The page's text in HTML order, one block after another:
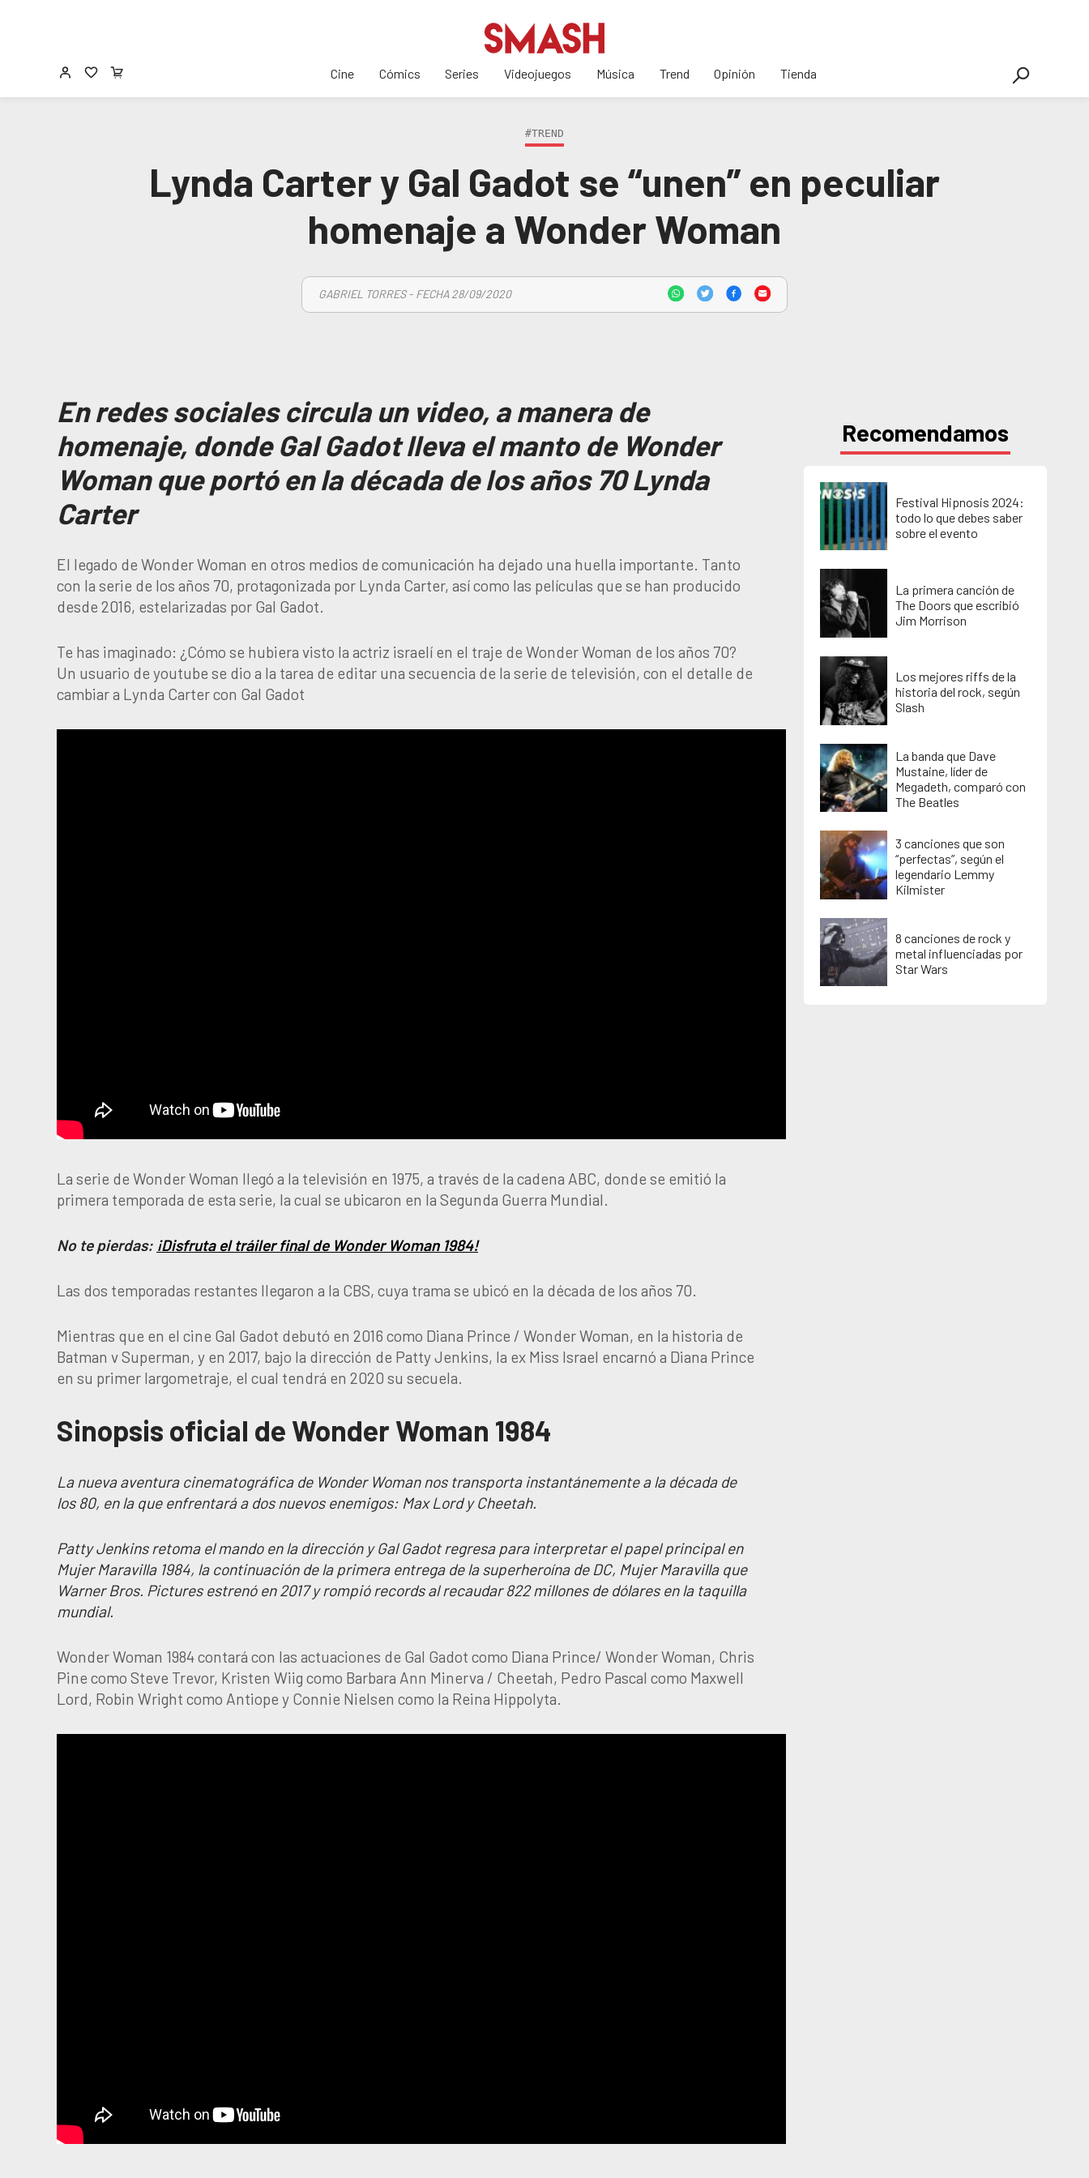
Cine Cómics Series Videojuegos Música Trend Opinión Tienda
#TREND
Lynda Carter y Gal Gadot se “unen” en peculiar
homenaje a Wonder Woman
GABRIEL TORRES - FECHA 28/09/2020
En redes sociales circula un video, a manera de
homenaje, donde Gal Gadot lleva el manto de Wonder
Woman que portó en la década de los años 70 Lynda
Carter
El legado de Wonder Woman en otros medios de comunicación ha dejado una huella importante. Tanto
con la serie de los años 70, protagonizada por Lynda Carter, así como las películas que se han producido
desde 2016, estelarizadas por Gal Gadot.
Te has imaginado: ¿Cómo se hubiera visto la actriz israelí en el traje de Wonder Woman de los años 70?
Un usuario de youtube se dio a la tarea de editar una secuencia de la serie de televisión, con el detalle de
cambiar a Lynda Carter con Gal Gadot
La serie de Wonder Woman llegó a la televisión en 1975, a través de la cadena ABC, donde se emitió la
primera temporada de esta serie, la cual se ubicaron en la Segunda Guerra Mundial.
No te pierdas: ¡Disfruta el tráiler final de Wonder Woman 1984!
Las dos temporadas restantes llegaron a la CBS, cuya trama se ubicó en la década de los años 70.
Mientras que en el cine Gal Gadot debutó en 2016 como Diana Prince / Wonder Woman, en la historia de
Batman v Superman, y en 2017, bajo la dirección de Patty Jenkins, la ex Miss Israel encarnó a Diana Prince
en su primer largometraje, el cual tendrá en 2020 su secuela.
Sinopsis oficial de Wonder Woman 1984
La nueva aventura cinematográfica de Wonder Woman nos transporta instantánemente a la década de
los 80, en la que enfrentará a dos nuevos enemigos: Max Lord y Cheetah.
Patty Jenkins retoma el mando en la dirección y Gal Gadot regresa para interpretar el papel principal en
Mujer Maravilla 1984, la continuación de la primera entrega de la superheroína de DC, Mujer Maravilla que
Warner Bros. Pictures estrenó en 2017 y rompió records al recaudar 822 millones de dólares en la taquilla
mundial.
Wonder Woman 1984 contará con las actuaciones de Gal Gadot como Diana Prince/ Wonder Woman, Chris
Pine como Steve Trevor, Kristen Wiig como Barbara Ann Minerva / Cheetah, Pedro Pascal como Maxwell
Lord, Robin Wright como Antiope y Connie Nielsen como la Reina Hippolyta.
Recomendamos
Festival Hipnosis 2024:
todo lo que debes saber
sobre el evento
La primera canción de
The Doors que escribió
Jim Morrison
Los mejores riffs de la
historia del rock, según
Slash
La banda que Dave
Mustaine, líder de
Megadeth, comparó con
The Beatles
3 canciones que son
“perfectas”, según el
legendario Lemmy
Kilmister
8 canciones de rock y
metal influenciadas por
Star Wars